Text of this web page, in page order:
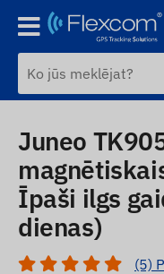
Juneo
Īpaši ilgs
dienas)
(5)